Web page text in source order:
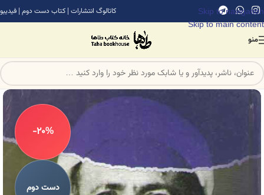
Skip to navigation
Skip to main content
کاتالوگ انتشارات | کتاب دست دوم | فیدیبو
منو
-20%
دست دوم